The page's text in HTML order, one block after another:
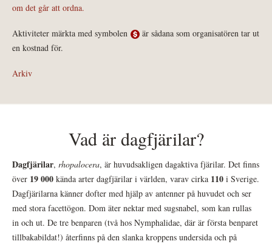
om det går att ordna.
Aktiviteter märkta med symbolen
är sådana som organisatören tar ut
en kostnad för.
Arkiv
Vad är dagfjärilar?
Dagfjärilar, rhopalocera, är huvudsakligen dagaktiva fjärilar. Det finns
över 19 000 kända arter dagfjärilar i världen, varav cirka 110 i Sverige.
Dagfjärilarna känner dofter med hjälp av antenner på huvudet och ser
med stora facettögon. Dom äter nektar med sugsnabel, som kan rullas
in och ut. De tre benparen (två hos Nymphalidae, där är första benparet
tillbakabildat!) återfinns på den slanka kroppens undersida och på